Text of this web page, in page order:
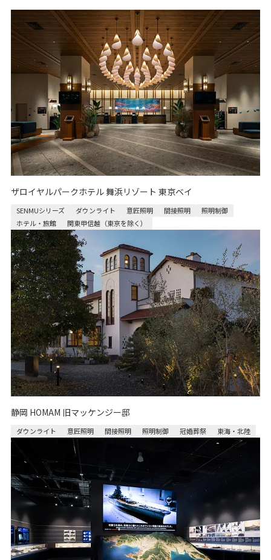
ザロイヤルパークホテル 舞浜リゾート 東京ベイ
SENMUシリーズ ダウンライト 意匠照明 間接照明
照明制御
ホテル・旅館
関東甲信越（東京を除く）
静岡 HOMAM 旧マッケンジー邸
ダウンライト 意匠照明 間接照明 照明制御 冠婚葬祭 東海・北陸